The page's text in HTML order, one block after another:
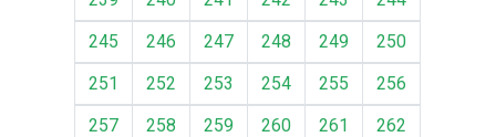
245
246 247 248 249
250
251
252 253 254 255
256
257
258 259 260 261
262